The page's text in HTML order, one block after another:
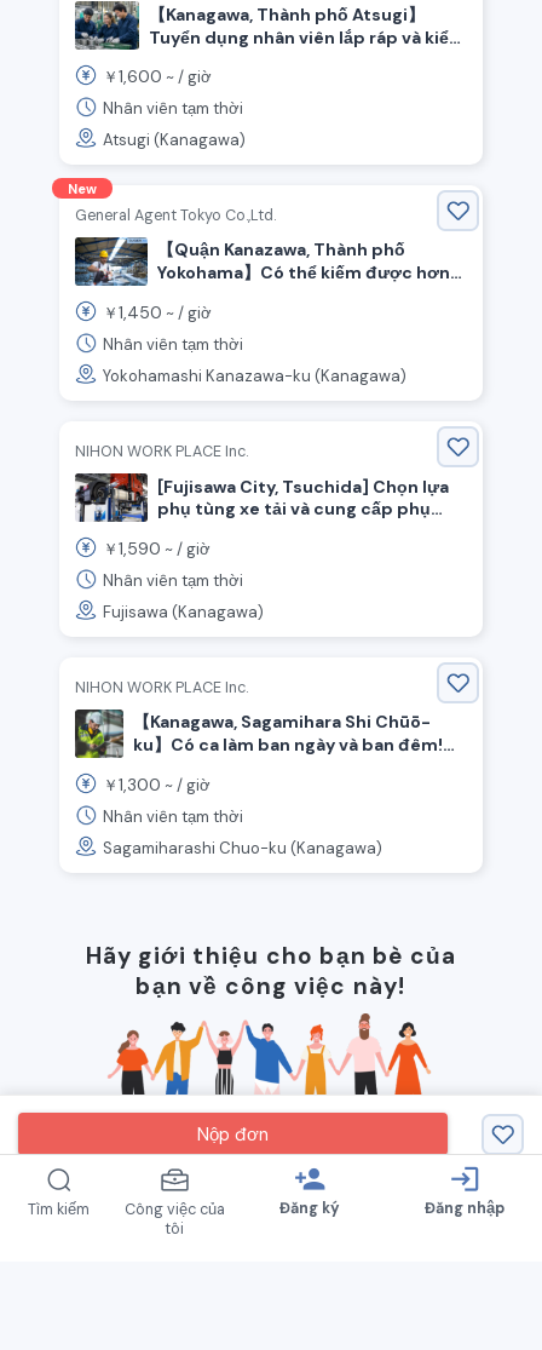
Nộp đơn
【Kanagawa, Thành phố Atsugi】
Tuyển dụng nhân viên lắp ráp và kiểm
cao ⚙️
￥1,600 ~ /giờ
Nhân viên tạm thời
Atsugi (Kanagawa)
New
General Agent Tokyo Co.,Ltd.
【Quận Kanazawa, Thành phố
Yokohama】Có thể kiếm được hơn
thêm nhiều! Nhân viên ép, lắp ráp,
sơn ◎◎
￥1,450 ~ /giờ
Nhân viên tạm thời
Yokohamashi Kanazawa-ku (Kanagawa)
NIHON WORK PLACE Inc.
[Fujisawa City, Tsuchida] Chọn lựa
phụ tùng xe tải và cung cấp phụ
yên/Làm việc 2 ca/Ít làm thêm giờ.
￥1,590 ~ /giờ
Nhân viên tạm thời
Fujisawa (Kanagawa)
NIHON WORK PLACE Inc.
【Kanagawa, Sagamihara Shi Chūō-
ku】Có ca làm ban ngày và ban đêm!
bàn tay/Nghỉ thứ Bảy và Chủ Nhật
￥1,300 ~ /giờ
Nhân viên tạm thời
Sagamiharashi Chuo-ku (Kanagawa)
Hãy giới thiệu cho bạn bè của
bạn về công việc này!
Tìm kiếm
Công việc của
tôi
person_add
Đăng ký
login
Đăng nhập